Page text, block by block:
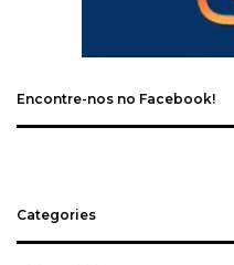
Encontre-nos no Facebook!
Categories